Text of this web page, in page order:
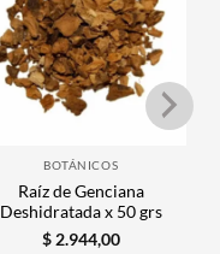
BOTÁNICOS
Raíz de Genciana
Deshidratada x 50 grs
$2.944,00